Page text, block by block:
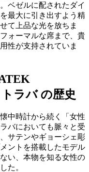
ベゼルに配されたダイ
最大に引き出すよう精
て上品な光を放ちま
ォーマルな席まで、貴
性が支持されていま
ラバ の歴史
中時計から続く「女性
バにおいても脈々と受
サテンやギョーシェ彫
ントを搭載したモデル
い、本物を知る女性の
た。